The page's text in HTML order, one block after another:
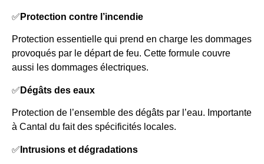
✅ Protection contre l’incendie
Protection essentielle qui prend en charge les dommages
provoqués par le départ de feu. Cette formule couvre
aussi les dommages électriques.
✅ Dégâts des eaux
Protection de l’ensemble des dégâts par l’eau. Importante
à Cantal du fait des spécificités locales.
✅ Intrusions et dégradations